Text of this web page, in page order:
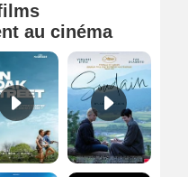
au cinéma
La fin d’Oak Street Bande-annonce VO STFR
Un grand raccourci Bande-annonce VF Undertone Bande-annonce VO STFR